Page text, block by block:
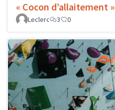
« Cocon d’allaitement »
Leclerc
3 0